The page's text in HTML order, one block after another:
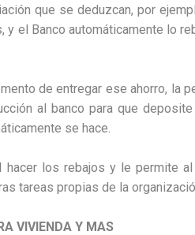
que se deduzcan, por
el Banco automáticamente lo
de entregar ese ahorro, la
al banco para que
se hace.
hacer los rebajos y le permite
tareas propias de la
VIVIENDA Y MAS